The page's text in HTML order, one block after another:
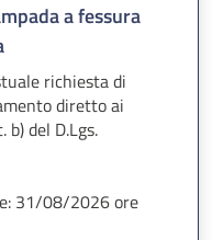
a fessura
richiesta di
diretto ai
del D.Lgs.
31/08/2026 ore